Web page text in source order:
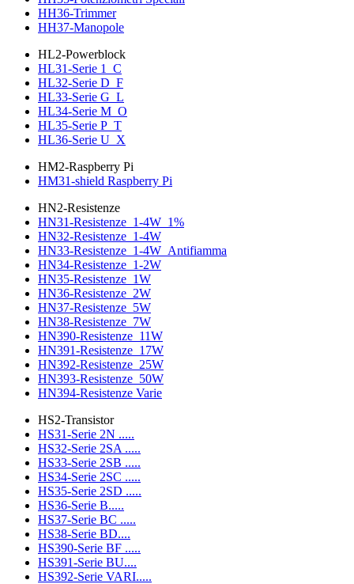
HH36-Trimmer
HH37-Manopole
HL2-Powerblock
HL31-Serie 1_C
HL32-Serie D_F
HL33-Serie G_L
HL34-Serie M_O
HL35-Serie P_T
HL36-Serie U_X
HM2-Raspberry Pi
HM31-shield Raspberry Pi
HN2-Resistenze
HN31-Resistenze_1-4W_1%
HN32-Resistenze_1-4W
HN33-Resistenze_1-4W_Antifiamma
HN34-Resistenze_1-2W
HN35-Resistenze_1W
HN36-Resistenze_2W
HN37-Resistenze_5W
HN38-Resistenze_7W
HN390-Resistenze_11W
HN391-Resistenze_17W
HN392-Resistenze_25W
HN393-Resistenze_50W
HN394-Resistenze Varie
HS2-Transistor
HS31-Serie 2N .....
HS32-Serie 2SA .....
HS33-Serie 2SB .....
HS34-Serie 2SC .....
HS35-Serie 2SD .....
HS36-Serie B.....
HS37-Serie BC .....
HS38-Serie BD....
HS390-Serie BF .....
HS391-Serie BU....
HS392-Serie VARI.....